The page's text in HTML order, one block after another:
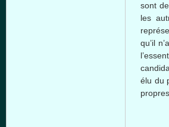
sont
les
qu’il
élu du
propres